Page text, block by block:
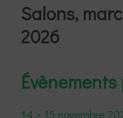
Salons,
2026
14 > 15 novembre